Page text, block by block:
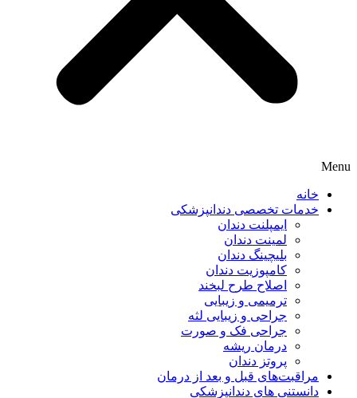
Menu
خانه
خدمات تخصصی دندانپزشکی
ایمپلنت دندان
لمینت دندان
بلیچینگ دندان
کامپوزیت دندان
اصلاح طرح لبخند
ترمیمی و زیبایی
جراحی و زیبایی لثه
جراحی فک و صورت
درمان ریشه
پروتز دندان
مراقبت‌های قبل و بعد از درمان
دانستنی های دندانپزشکی